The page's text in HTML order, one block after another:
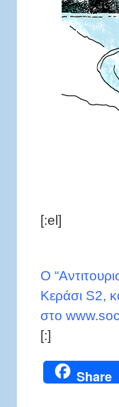
[:el]
O
Κεράσι S2,
στο
[:]
Share